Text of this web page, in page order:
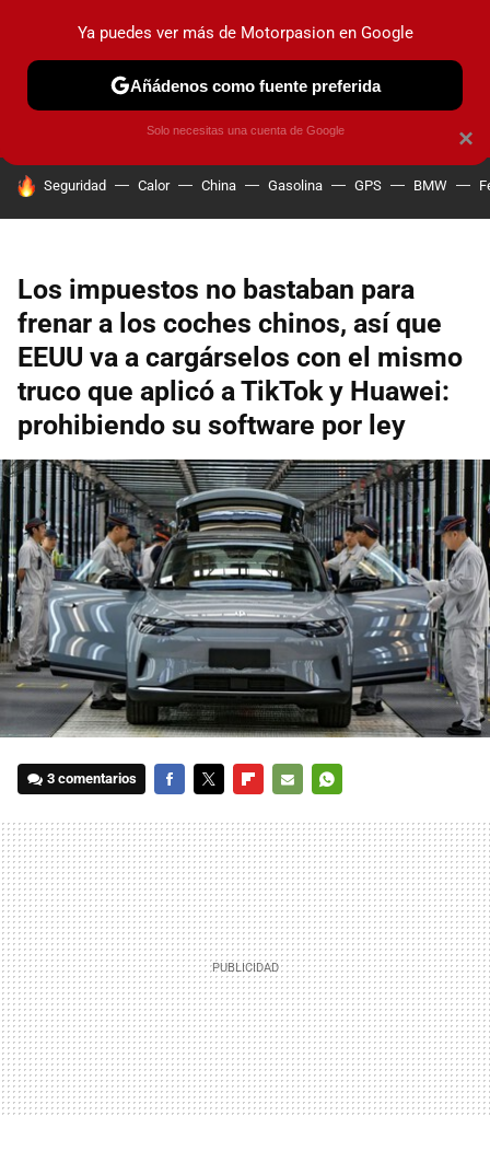
PRUEBAS COCHES ELÉCTRICOS OBSERVATORIO
HOY SE HABLA DE
Seguridad Calor China Gasolina GPS BMW
Los impuestos no bastaban para
frenar a los coches chinos, así que
EEUU va a cargárselos con el mismo
truco que aplicó a TikTok y Huawei:
prohibiendo su software por ley
3 comentarios
MAIL
×
Ya puedes ver más de Motorpasion en Google
Añádenos como fuente preferida
Solo necesitas una cuenta de Google